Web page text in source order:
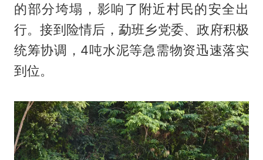
的部分垮塌，影响了附近村民的安全出
行。接到险情后，勐班乡党委、政府积极
统筹协调，4吨水泥等急需物资迅速落实
到位。